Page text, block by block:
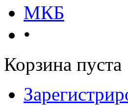
МКБ
•
Корзина пуста